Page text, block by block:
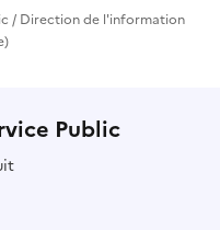
/ Direction de l'information
Public